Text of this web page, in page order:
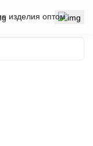
изделия оптом